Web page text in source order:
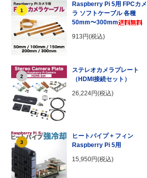
1
Raspberry Pi 5用 FPCカメ
ラ ソフトケーブル 各種
50mm〜300mm
913円(税込)
2
ステレオカメラプレート
（HDMI接続セット）
26,224円(税込)
3
ヒートパイプ + フィン
Raspberry Pi 5用
15,950円(税込)